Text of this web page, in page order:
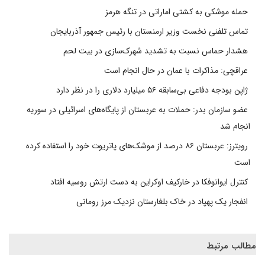
حمله موشکی به کشتی اماراتی در تنگه هرمز
تماس تلفنی نخست وزیر ارمنستان با رئیس جمهور آذربایجان
هشدار حماس نسبت به تشدید شهرک‌سازی در بیت‌ لحم
عراقچی: مذاکرات با عمان در حال انجام است
ژاپن بودجه دفاعی بی‌سابقه ۵۶ میلیارد دلاری را در نظر دارد
عضو سازمان بدر: حملات به عربستان از پایگاه‌های اسرائیلی در سوریه
انجام شد
رویترز: عربستان ۸۶ درصد از موشک‌های پاتریوت خود را استفاده کرده
است
کنترل ایوانوفکا در خارکیف اوکراین به دست ارتش روسیه افتاد
انفجار یک پهپاد در خاک بلغارستان نزدیک مرز رومانی
مطالب مرتبط